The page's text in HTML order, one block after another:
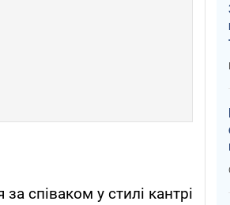
співаком у стилі кантрі